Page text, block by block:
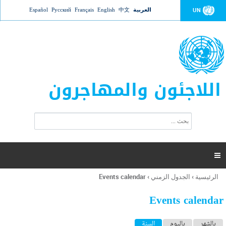
Jump to navigation UN العربية 中文
English
Français
Русский
Español
اللاجئون والمهاجرون
ت
ر
ل
ح
ب

أنت
هنا
الرئيسية › الجدول الزمني ›
Events calendar
Events calendar